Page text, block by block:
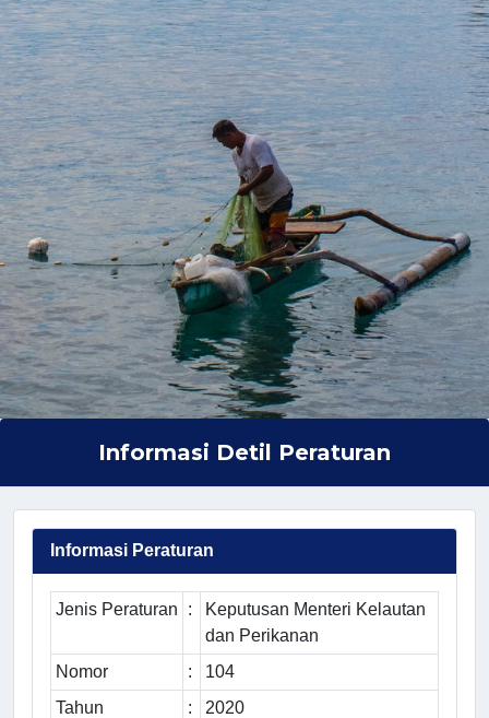
Informasi Detil Peraturan
Informasi Peraturan
Jenis Peraturan :
Keputusan Menteri Kelautan
dan Perikanan
Nomor
:
104
Tahun
:
2020